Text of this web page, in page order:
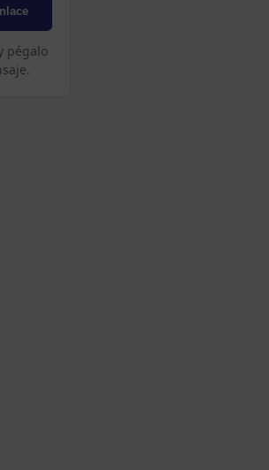
pégalo